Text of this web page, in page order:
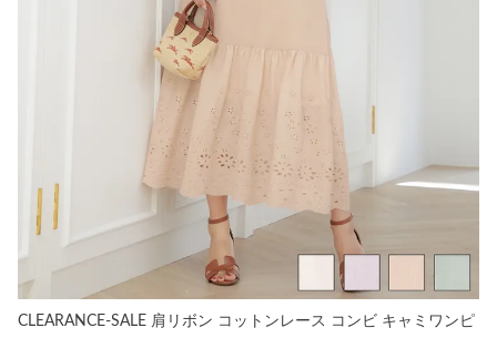
CLEARANCE-SALE 肩リボン コットンレース コンビ キャミワンピ